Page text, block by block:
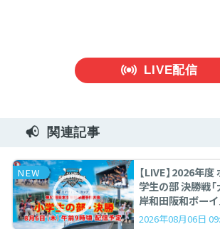
LIVE配信
関連記事
【LIVE】2026年
学生の部 決勝戦
岸和田阪和ボー
少年野球選手権
2026年08月06日
NEW